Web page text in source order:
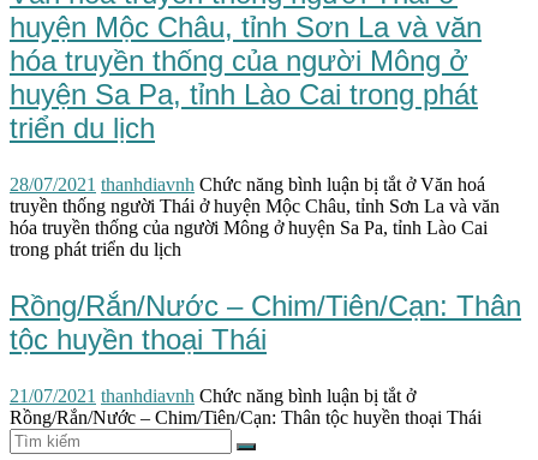
huyện Mộc Châu, tỉnh Sơn La và văn
hóa truyền thống của người Mông ở
huyện Sa Pa, tỉnh Lào Cai trong phát
triển du lịch
28/07/2021 thanhdiavnh Chức năng bình luận bị tắt ở Văn hoá
truyền thống người Thái ở huyện Mộc Châu, tỉnh Sơn La và văn
hóa truyền thống của người Mông ở huyện Sa Pa, tỉnh Lào Cai
trong phát triển du lịch
Rồng/Rắn/Nước – Chim/Tiên/Cạn: Thân
tộc huyền thoại Thái
21/07/2021 thanhdiavnh Chức năng bình luận bị tắt ở
Rồng/Rắn/Nước – Chim/Tiên/Cạn: Thân tộc huyền thoại Thái